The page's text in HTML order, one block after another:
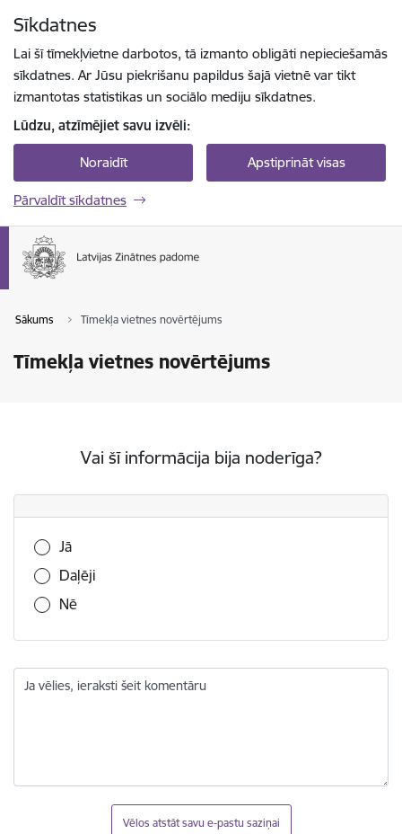
Sīkdatnes
Lai šī tīmekļvietne darbotos, tā izmanto obligāti nepieciešamās
sīkdatnes. Ar Jūsu piekrišanu papildus šajā vietnē var tikt
izmantotas statistikas un sociālo mediju sīkdatnes.
Lūdzu, atzīmējiet savu izvēli:
Noraidīt Apstiprināt visas
Pārvaldīt sīkdatnes
Sākums Tīmekļa vietnes novērtējums
Tīmekļa vietnes novērtējums
Vai šī informācija bija noderīga?
Vai šī informācija bija noderīga?
Jā
Daļēji
Nē
Ja vēlies, ieraksti šeit komentāru
Vēlos atstāt savu e-pastu saziņai